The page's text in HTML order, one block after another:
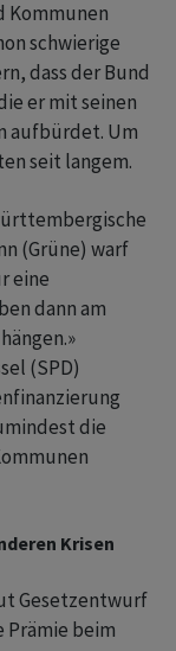
Kommunen
schwierige
dass der Bund
er mit seinen
aufbürdet. Um
seit langem.
(Grüne) warf
eine
dann am
(SPD)
die
Krisen
Gesetzentwurf
Prämie beim